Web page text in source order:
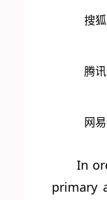
搜狐
腾讯
网
In
primary